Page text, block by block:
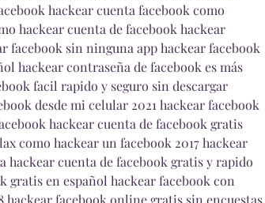
hackear cuenta facebook como
hackear cuenta de facebook hackear
facebook sin ninguna app hackear facebook
hackear contraseña de facebook es más
facil rapido y seguro sin descargar
desde mi celular 2021 hackear facebook
hackear cuenta de facebook gratis
como hackear un facebook 2017 hackear
hackear cuenta de facebook gratis y rapido
gratis en español hackear facebook con
hackear facebook online gratis sin encuestas